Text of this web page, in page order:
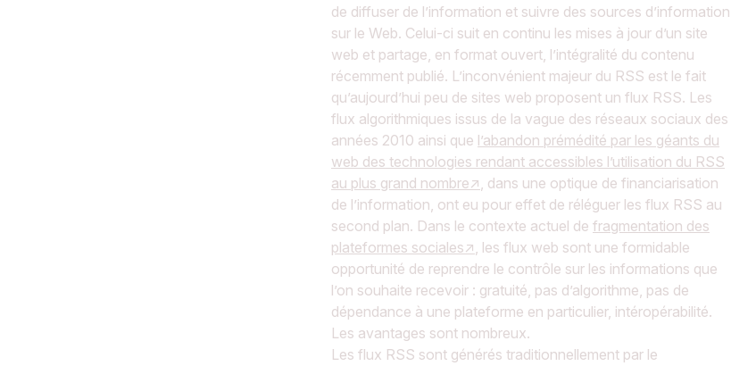
de diffuser de l’information et suivre des sources d’information
sur le Web. Celui-ci suit en continu les mises à jour d’un site
web et partage, en format ouvert, l’intégralité du contenu
récemment publié. L’inconvénient majeur du RSS est le fait
qu’aujourd’hui peu de sites web proposent un flux RSS. Les
flux algorithmiques issus de la vague des réseaux sociaux des
années 2010 ainsi que l’abandon prémédité par les géants du
web des technologies rendant accessibles l’utilisation du RSS
au plus grand nombre
, dans une optique de financiarisation
de l’information, ont eu pour effet de réléguer les flux RSS au
second plan. Dans le contexte actuel de fragmentation des
plateformes sociales
, les flux web sont une formidable
opportunité de reprendre le contrôle sur les informations que
l’on souhaite recevoir : gratuité, pas d’algorithme, pas de
dépendance à une plateforme en particulier, intéropérabilité.
Les avantages sont nombreux.
Les flux RSS sont générés traditionnellement par le